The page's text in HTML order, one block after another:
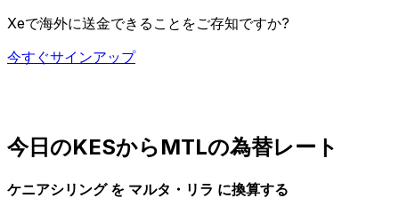
Xeで海外に送金できることをご存知ですか?
今すぐサインアップ
今日のKESからMTLの為替レート
ケニアシリング を マルタ・リラ に換算する